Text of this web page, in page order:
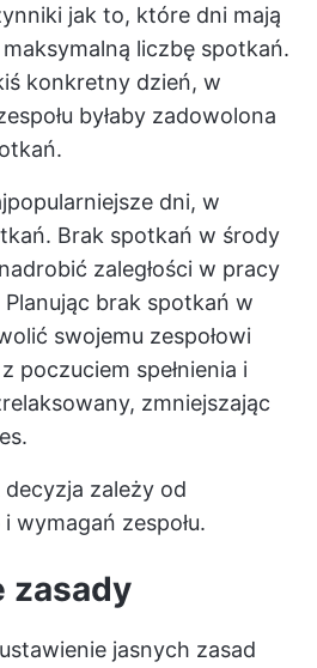
jak to, które dni mają
liczbę spotkań.
konkretny dzień, w
byłaby zadowolona
dni, w
Brak spotkań w środy
zaległości w pracy
brak spotkań w
swojemu zespołowi
poczuciem spełnienia i
zmniejszając
zależy od
wymagań zespołu.
zasady
jasnych zasad